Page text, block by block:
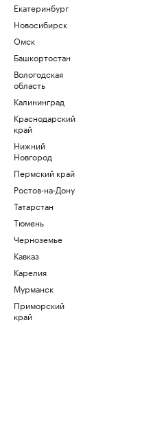
Екатеринбург
Новосибирск
Омск
Башкортостан
Вологодская
область
Калининград
Краснодарский
край
Нижний
Новгород
Пермский край
Ростов-на-Дону
Татарстан
Тюмень
Черноземье
Кавказ
Карелия
Мурманск
Приморский
край